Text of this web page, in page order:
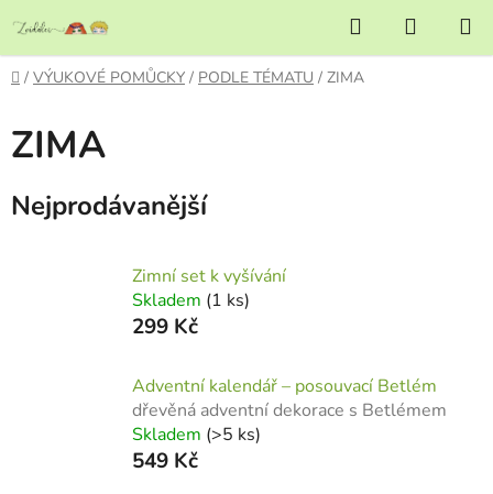
obsah
Hledat
KOŠÍK
Domů
/ VÝUKOVÉ POMŮCKY / PODLE TÉMATU / ZIMA
ZIMA
Nejprodávanější
Zimní set k vyšívání
Skladem (1 ks)
299 Kč
Adventní kalendář – posouvací Betlém
dřevěná adventní dekorace s Betlémem
Skladem (>5 ks)
549 Kč